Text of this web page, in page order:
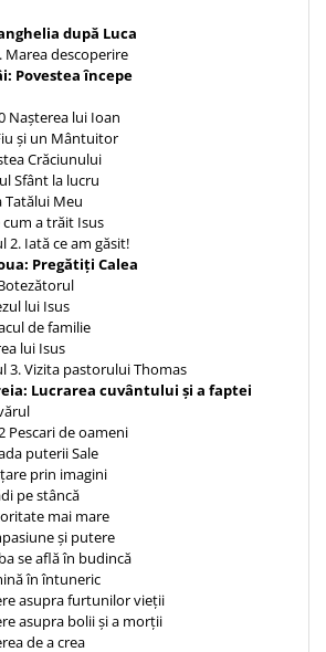
după Luca
Marea descoperire
Povestea începe
Nașterea lui Ioan
și un Mântuitor
Crăciunului
Sfânt la lucru
Tatălui Meu
cum a trăit Isus
2. Iată ce am găsit!
Pregătiți Calea
lui Isus
de familie
lui Isus
3. Vizita pastorului Thomas
Lucrarea cuvântului și a faptei
Pescari de oameni
puterii Sale
prin imagini
pe stâncă
mai mare
și putere
se află în budincă
în întuneric
asupra furtunilor vieții
asupra bolii și a morții
de a crea